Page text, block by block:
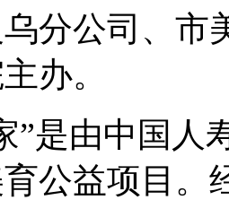
分公司、市
办。
”是由中国人
公益项目。